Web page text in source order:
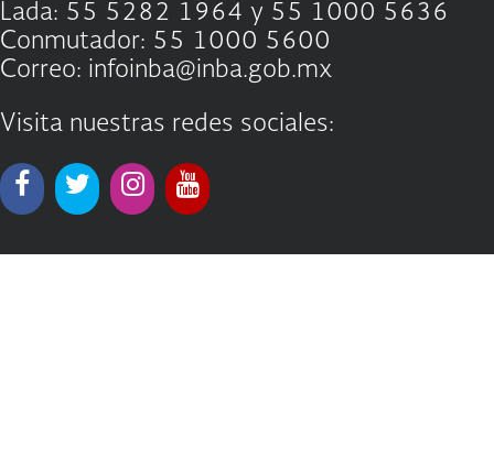
Lada: 55 5282 1964 y 55 1000 5636
Conmutador: 55 1000 5600
Correo: infoinba@inba.gob.mx
Visita nuestras redes sociales: